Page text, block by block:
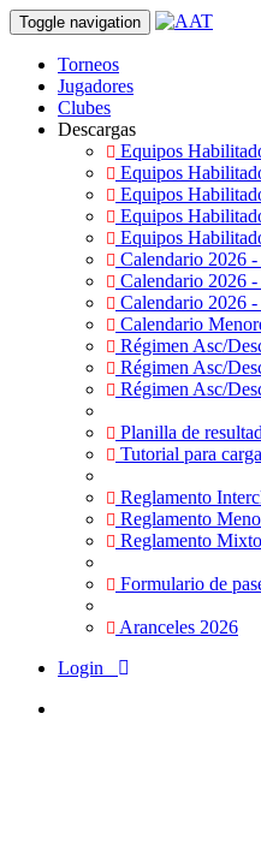
Toggle navigation
Torneos
Jugadores
Clubes
Descargas
Equipos
Equipos
Equipos
Equipos
Equipos
Calendario 2026
Calendario 2026
Calendario 2026
Calendario
Régimen Asc/
Régimen Asc/
Régimen Asc/
Planilla de
Tutorial para
Reglamento
Reglamento
Reglamento
Formulario de
Aranceles 2026
Login